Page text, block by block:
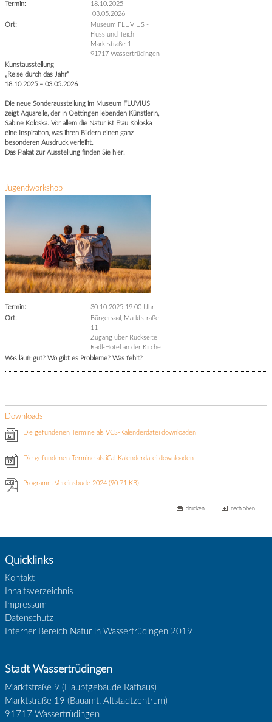
Termin: 18.10.2025 –
03.05.2026
Ort:
Museum FLUVIUS -
Fluss und Teich
Marktstraße 1
91717 Wassertrüdingen
Kunstausstellung
„Reise durch das Jahr“
18.10.2025 – 03.05.2026
Die neue Sonderausstellung im Museum FLUVIUS
zeigt Aquarelle, der in Oettingen lebenden Künstlerin,
Sabine Koloska. Vor allem die Natur ist Frau Koloska
eine Inspiration, was ihren Bildern einen ganz
besonderen Ausdruck verleiht.
Das Plakat zur Ausstellung finden Sie hier.
Jugendworkshop
Termin:
30.10.2025 19:00 Uhr
Ort:
Bürgersaal, Marktstraße
11
Zugang über Rückseite
Radl-Hotel an der Kirche
Was läuft gut? Wo gibt es Probleme? Was fehlt?
Downloads
Die gefundenen Termine als VCS-Kalenderdatei downloaden
Die gefundenen Termine als iCal-Kalenderdatei downloaden
Programm Vereinsbude 2024(90.71 KB)
drucken nach oben
Quicklinks
Kontakt
Inhaltsverzeichnis
Impressum
Datenschutz
Interner Bereich Natur in Wassertrüdingen 2019
Stadt Wassertrüdingen
Marktstraße 9 (Hauptgebäude Rathaus)
Marktstraße 19 (Bauamt, Altstadtzentrum)
91717 Wassertrüdingen